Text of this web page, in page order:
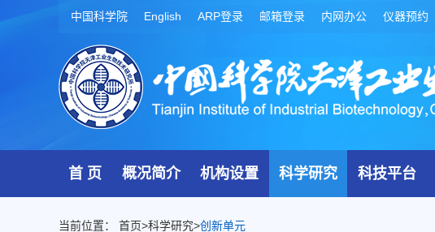
中国科学院 English ARP登录 邮箱登录 内网办公 仪器预约
首 页 概况简介 机构设置 科学研究 科技平台
当前位置： 首页>科学研究>创新单元